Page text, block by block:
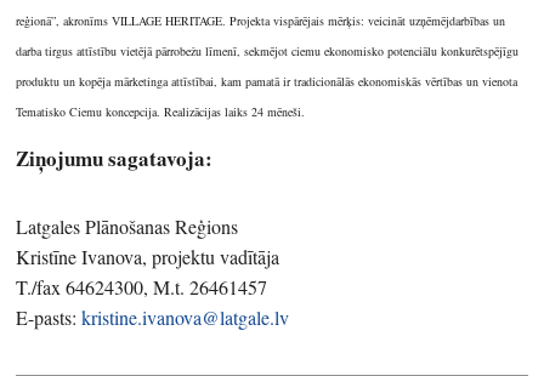
reģionā”, akronīms VILLAGE HERITAGE. Projekta vispārējais mērķis: veicināt uzņēmējdarbības un
darba tirgus attīstību vietējā pārrobežu līmenī, sekmējot ciemu ekonomisko potenciālu konkurētspējīgu
produktu un kopēja mārketinga attīstībai, kam pamatā ir tradicionālās ekonomiskās vērtības un vienota
Tematisko Ciemu koncepcija. Realizācijas laiks 24 mēneši.
Ziņojumu sagatavoja:
Latgales Plānošanas Reģions
Kristīne Ivanova, projektu vadītāja
T./fax 64624300, M.t. 26461457
E-pasts:kristine.ivanova@latgale.lv